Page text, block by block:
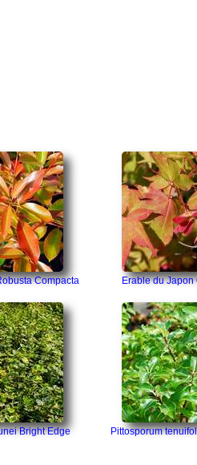
Compacta Erable du Japon
Bright Edge Pittosporum